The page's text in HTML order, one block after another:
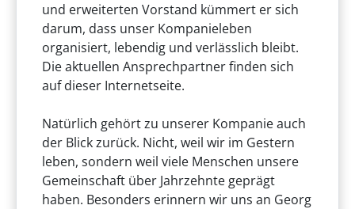
und erweiterten Vorstand kümmert er sich
darum, dass unser Kompanieleben
organisiert, lebendig und verlässlich bleibt.
Die aktuellen Ansprechpartner finden sich
auf dieser Internetseite.
Natürlich gehört zu unserer Kompanie auch
der Blick zurück. Nicht, weil wir im Gestern
leben, sondern weil viele Menschen unsere
Gemeinschaft über Jahrzehnte geprägt
haben. Besonders erinnern wir uns an Georg